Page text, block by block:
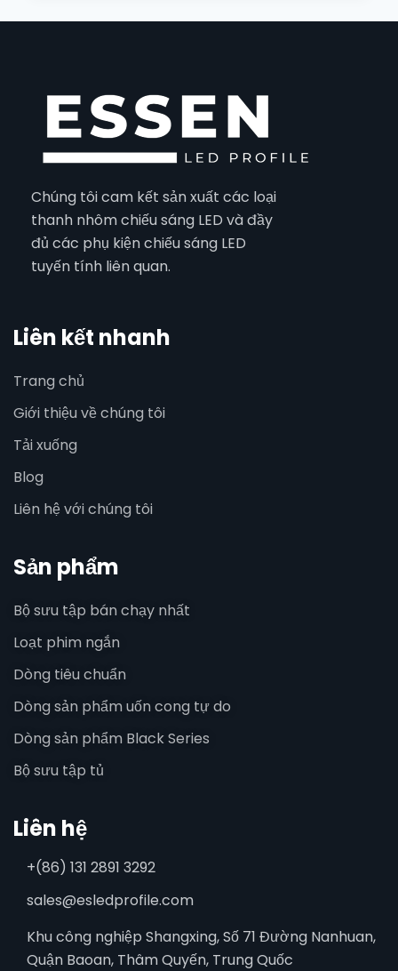
Chúng tôi cam kết sản xuất các loại
thanh nhôm chiếu sáng LED và đầy
đủ các phụ kiện chiếu sáng LED
tuyến tính liên quan.
Liên kết nhanh
Trang chủ
Giới thiệu về chúng tôi
Tải xuống
Blog
Liên hệ với chúng tôi
Sản phẩm
Bộ sưu tập bán chạy nhất
Loạt phim ngắn
Dòng tiêu chuẩn
Dòng sản phẩm uốn cong tự do
Dòng sản phẩm Black Series
Bộ sưu tập tủ
Liên hệ
+(86) 131 2891 3292
sales@esledprofile.com
Khu công nghiệp Shangxing, Số 71 Đường Nanhuan,
Quận Baoan, Thâm Quyến, Trung Quốc